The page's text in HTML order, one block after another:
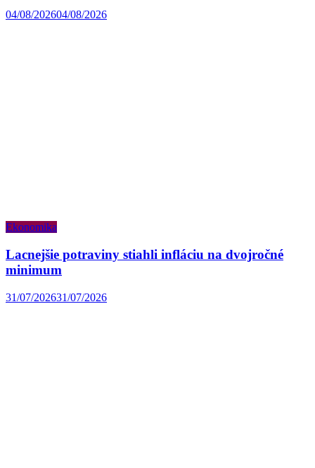
04/08/202604/08/2026
Ekonomika
Lacnejšie potraviny stiahli infláciu na dvojročné
minimum
31/07/202631/07/2026